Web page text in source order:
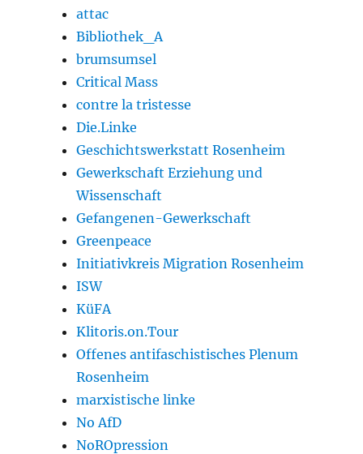
attac
Bibliothek_A
brumsumsel
Critical Mass
contre la tristesse
Die.Linke
Geschichtswerkstatt Rosenheim
Gewerkschaft Erziehung und
Wissenschaft
Gefangenen-Gewerkschaft
Greenpeace
Initiativkreis Migration Rosenheim
ISW
KüFA
Klitoris.on.Tour
Offenes antifaschistisches Plenum
Rosenheim
marxistische linke
No AfD
NoROpression